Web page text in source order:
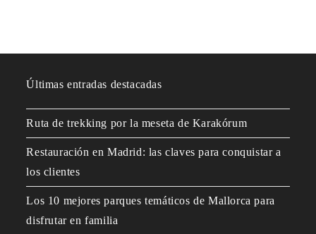
Últimas entradas destacadas
Ruta de trekking por la meseta de Karakórum
Restauración en Madrid: las claves para conquistar a
los clientes
Los 10 mejores parques temáticos de Mallorca para
disfrutar en familia